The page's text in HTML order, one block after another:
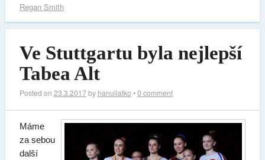
Regan Smith
Ve Stuttgartu byla nejlepší
Tabea Alt
Posted on 23.3.2017by hanuliatko •0 comment
Máme
za sebou
další